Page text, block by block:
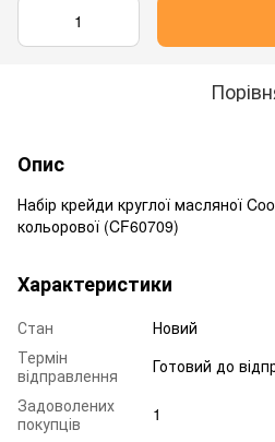
Опис
Набір крейди круглої масляної
кольорової (CF60709)
Характеристики
Стан
Новий
Термін
відправлення
Готовий до
Задоволених
покупців
1